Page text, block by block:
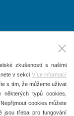
zkušenosti s našimi
v sekci Více informací
s tím, že můžeme užívat
typů cookies,
cookies můžete
jsou třeba pro fungování